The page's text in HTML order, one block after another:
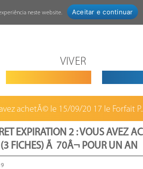
VIVER
achetÃ© le 15/09/20 17 le Forfait
EXPIRATION 2 : VOUS AVEZ
FICHES) Ã 70Â¬ POUR UN AN
neste website. Aceitar e continuar